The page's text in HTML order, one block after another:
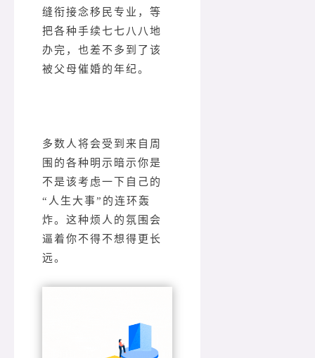
缝衔接念移民专业，等
把各种手续七七八八地
办完，也差不多到了该
被父母催婚的年纪。
多数人将会受到来自周
围的各种明示暗示你是
不是该考虑一下自己的
“人生大事”的连环轰
炸。这种烦人的氛围会
逼着你不得不想得更长
远。